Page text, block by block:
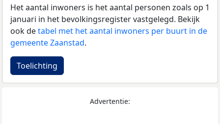
Het aantal inwoners is het aantal personen zoals op 1
januari in het bevolkingsregister vastgelegd. Bekijk
ook detabel met het aantal inwoners per buurt in de
gemeente Zaanstad.
Toelichting
Advertentie: